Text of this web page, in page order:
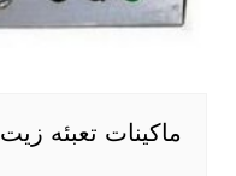
ماكينات تعبئه زيت